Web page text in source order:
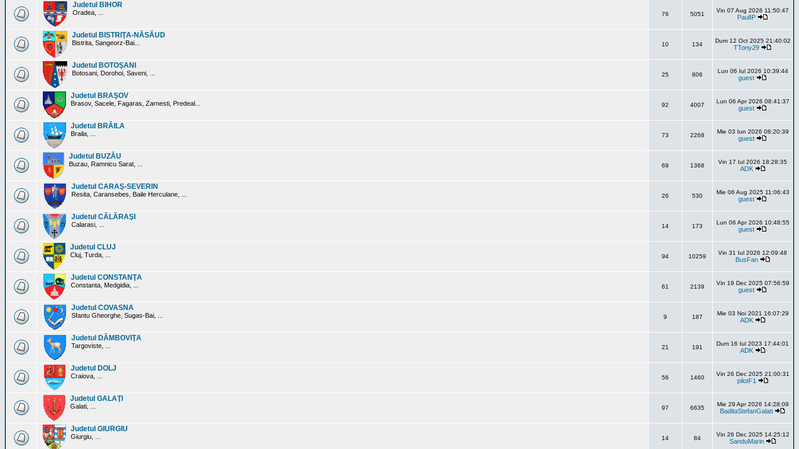
Judetul BIHOR
Oradea, ... 76 5051
Vin 07 Aug 2026 11:50:47
PaulIP
Judetul BISTRIŢA-NĂSĂUD
Bistrita, Sangeorz-Bai... 10 134
Dum 12 Oct 2025 21:40:02
TTony29
Judetul BOTOŞANI
Botosani, Dorohoi, Saveni, ... 25 806
Lun 06 Iul 2026 10:39:44
guest
Judetul BRAŞOV
Brasov, Sacele, Fagaras, Zarnesti, Predeal... 92 4007
Lun 06 Apr 2026 08:41:37
guest
Judetul BRĂILA
Braila, ... 73 2268
Mie 03 Iun 2026 08:20:39
guest
Judetul BUZĂU
Buzau, Ramnicu Sarat, ... 69 1368
Vin 17 Iul 2026 18:28:35
ADK
Judetul CARAŞ-SEVERIN
Resita, Caransebes, Baile Herculane, ... 26 530
Mie 06 Aug 2025 11:06:43
guest
Judetul CĂLĂRAŞI
Calarasi, ... 14 173
Lun 06 Apr 2026 10:48:55
guest
Judetul CLUJ
Cluj, Turda, ... 94 10259
Vin 31 Iul 2026 12:09:48
BusFan
Judetul CONSTANŢA
Constanta, Medgidia, ... 61 2139
Vin 19 Dec 2025 07:56:59
guest
Judetul COVASNA
Sfantu Gheorghe, Sugas-Bai, ... 9 187
Mie 03 Noi 2021 16:07:29
ADK
Judetul DÂMBOVIŢA
Targoviste, ... 21 191
Dum 16 Iul 2023 17:44:01
ADK
Judetul DOLJ
Craiova, ... 56 1460
Vin 26 Dec 2025 21:00:31
pilotF1
Judetul GALAŢI
Galati, ... 97 6635
Mie 29 Apr 2026 14:28:09
BaditaStefanGalati
Judetul GIURGIU
Giurgiu, ... 14 84
Vin 26 Dec 2025 14:25:12
SanduMarin